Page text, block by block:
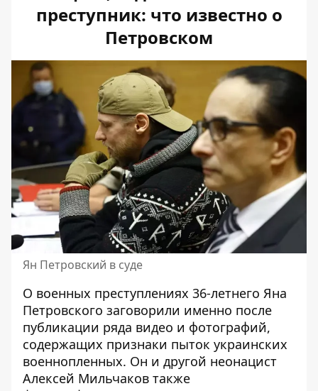
преступник: что известно о
Петровском
Ян Петровский в суде
О военных преступлениях 36-летнего Яна
Петровского заговорили именно после
публикации ряда видео и фотографий,
содержащих признаки пыток украинских
военнопленных. Он и другой неонацист
Алексей Мильчаков также